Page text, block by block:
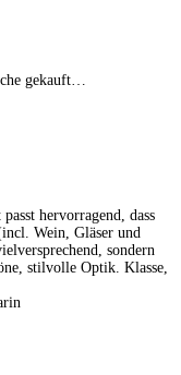
gekauft…
hervorragend, dass
Wein, Gläser und
sondern
stilvolle Optik. Klasse,